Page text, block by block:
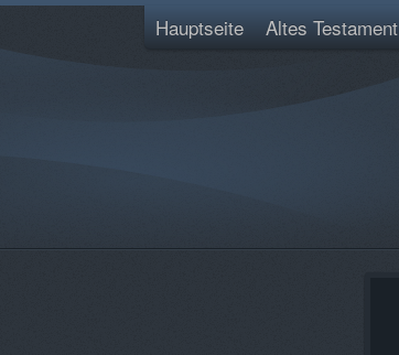
Hauptseite Altes Testament